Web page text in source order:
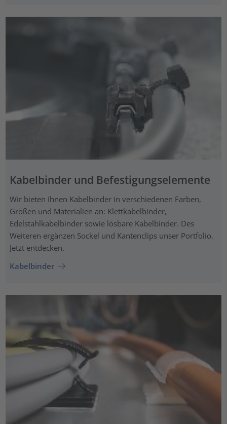
Kabelbinder und Befestigungselemente
Wir bieten Ihnen Kabelbinder in verschiedenen Farben,
Größen und Materialien an: Klettkabelbinder,
Edelstahlkabelbinder sowie lösbare Kabelbinder. Des
Weiteren ergänzen Sockel und Kantenclips unser Portfolio.
Jetzt entdecken.
Kabelbinder